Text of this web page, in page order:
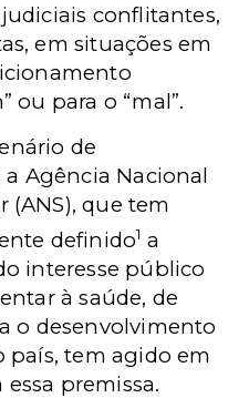
conflitantes,
em situações em
ou para o “mal”.
de
a Agência Nacional
(ANS), que tem
definido1 a
interesse público
à saúde, de
o desenvolvimento
país, tem agido em
premissa.